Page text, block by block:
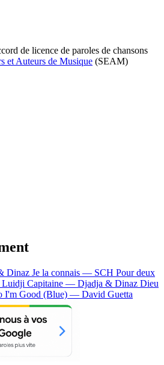
de licence de paroles de chansons
et Auteurs de Musique (SEAM)
Dinaz Je la connais — SCH Pour deux
Luidji Capitaine — Djadja & Dinaz Dieu
I'm Good (Blue) — David Guetta